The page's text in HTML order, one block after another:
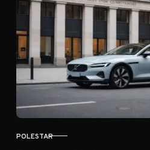
KATEGORI
POLESTAR